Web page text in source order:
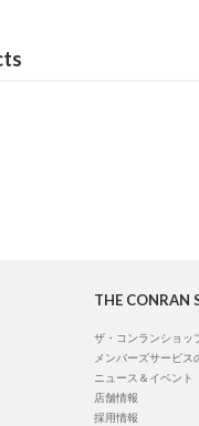
THE CONRAN
ザ・コンランショッ
メンバーズサービス
ニュース＆イベント
店舗情報
採用情報